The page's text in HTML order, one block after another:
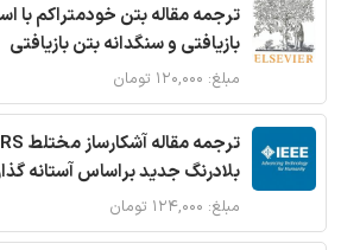
ترجمه مقاله بتن خودمتراکم با
بازیافتی و سنگدانه بتن بازیافتی
مبلغ: ۱۲۰,۰۰۰ تومان
بلادرنگ جدید براساس آستانه
مبلغ: ۱۲۴,۰۰۰ تومان